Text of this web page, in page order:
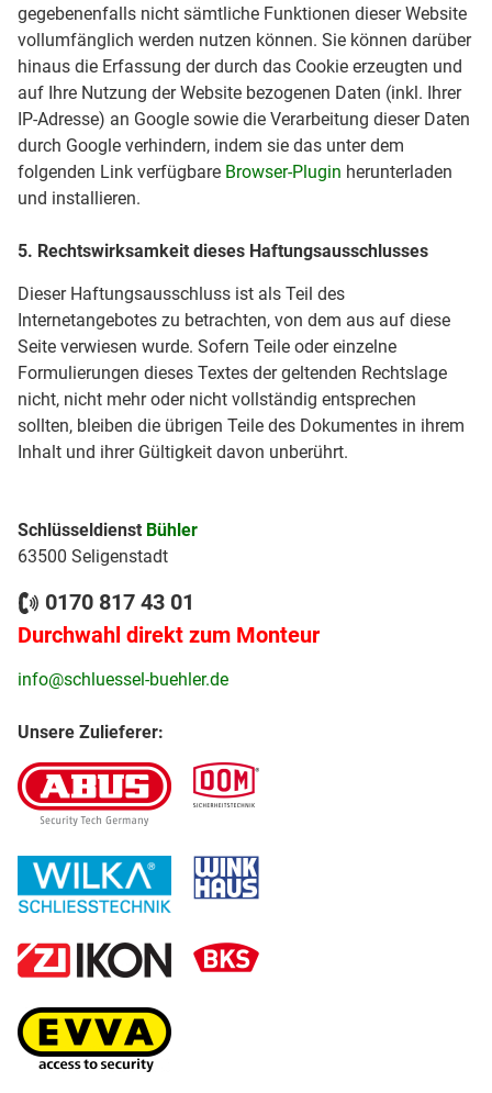
gegebenenfalls nicht sämtliche Funktionen dieser Website
vollumfänglich werden nutzen können. Sie können darüber
hinaus die Erfassung der durch das Cookie erzeugten und
auf Ihre Nutzung der Website bezogenen Daten (inkl. Ihrer
IP-Adresse) an Google sowie die Verarbeitung dieser Daten
durch Google verhindern, indem sie das unter dem
folgenden Link verfügbare Browser-Plugin herunterladen
und installieren.
5. Rechtswirksamkeit dieses Haftungsausschlusses
Dieser Haftungsausschluss ist als Teil des
Internetangebotes zu betrachten, von dem aus auf diese
Seite verwiesen wurde. Sofern Teile oder einzelne
Formulierungen dieses Textes der geltenden Rechtslage
nicht, nicht mehr oder nicht vollständig entsprechen
sollten, bleiben die übrigen Teile des Dokumentes in ihrem
Inhalt und ihrer Gültigkeit davon unberührt.
Schlüsseldienst Bühler
63500 Seligenstadt
0170 817 43 01
Durchwahl direkt zum Monteur
info@schluessel-buehler.de
Unsere Zulieferer: